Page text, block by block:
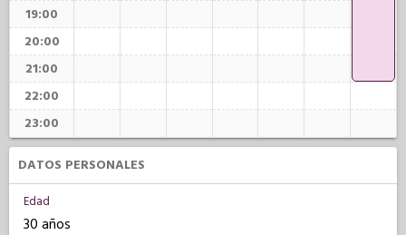
19:00
20:00
21:00
22:00
23:00
DATOS PERSONALES
Edad
30 años